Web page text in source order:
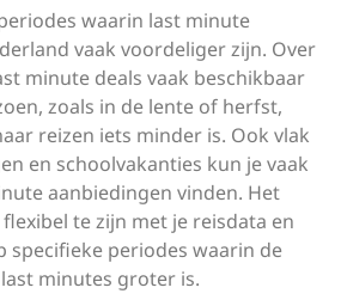
waarin last minute
vaak voordeliger zijn. Over
minute deals vaak beschikbaar
zoals in de lente of herfst,
reizen iets minder is. Ook vlak
en schoolvakanties kun je vaak
aanbiedingen vinden. Het
te zijn met je reisdata en
specifieke periodes waarin de
minutes groter is.